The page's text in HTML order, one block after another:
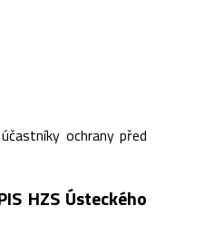
ochrany před
HZS Ústeckého